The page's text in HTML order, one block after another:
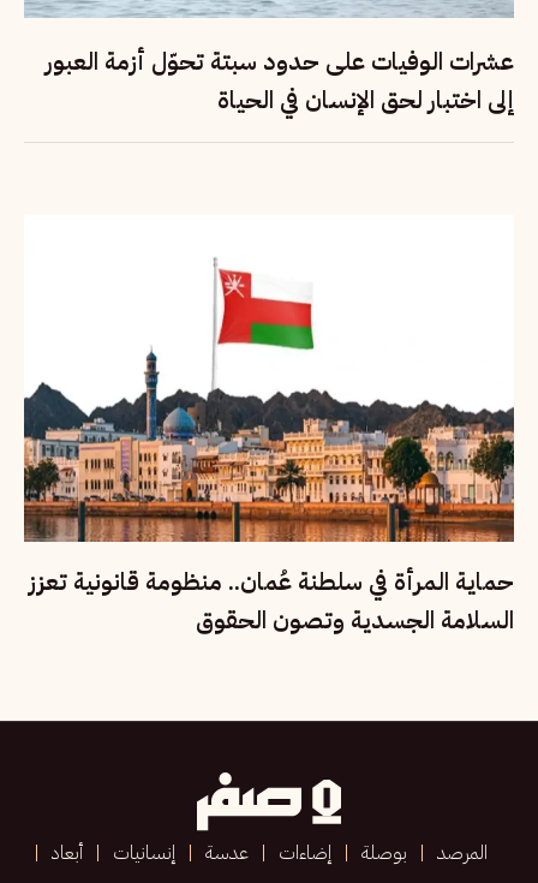
عشرات الوفيات على حدود سبتة تحوّل أزمة العبور
إلى اختبار لحق الإنسان في الحياة
حماية المرأة في سلطنة عُمان.. منظومة قانونية تعزز
السلامة الجسدية وتصون الحقوق
المرصد بوصلة إضاءات عدسة إنسانيات
أبعاد